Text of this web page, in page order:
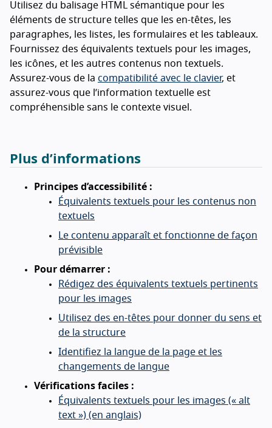
Utilisez du balisage HTML sémantique pour les
éléments de structure telles que les en-têtes, les
paragraphes, les listes, les formulaires et les tableaux.
Fournissez des équivalents textuels pour les images,
les icônes, et les autres contenus non textuels.
Assurez-vous de la compatibilité avec le clavier, et
assurez-vous que l’information textuelle est
compréhensible sans le contexte visuel.
Plus d’informations
Principes d’accessibilité :
Équivalents textuels pour les contenus non
textuels
Le contenu apparaît et fonctionne de façon
prévisible
Pour démarrer :
Rédigez des équivalents textuels pertinents
pour les images
Utilisez des en-têtes pour donner du sens et
de la structure
Identifiez la langue de la page et les
changements de langue
Vérifications faciles :
Équivalents textuels pour les images (« alt
text ») (en anglais)